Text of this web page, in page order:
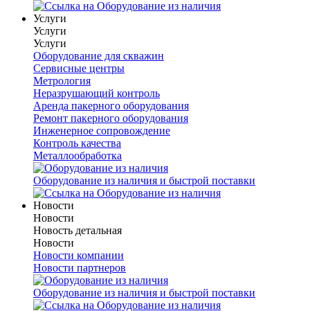
Услуги
Услуги
Услуги
Оборудование для скважин
Сервисные центры
Метрология
Неразрушающий контроль
Аренда пакерного оборудования
Ремонт пакерного оборудования
Инженерное сопровождение
Контроль качества
Металлообработка
Оборудование из наличия и быстрой поставки
Новости
Новости
Новость детальная
Новости
Новости компании
Новости партнеров
Оборудование из наличия и быстрой поставки